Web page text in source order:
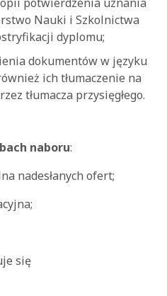
Nauki i Szkolnictwa
dyplomu;
dokumentów w języku
ich tłumaczenie na
tłumacza przysięgłego.
naboru:
nadesłanych ofert;
się